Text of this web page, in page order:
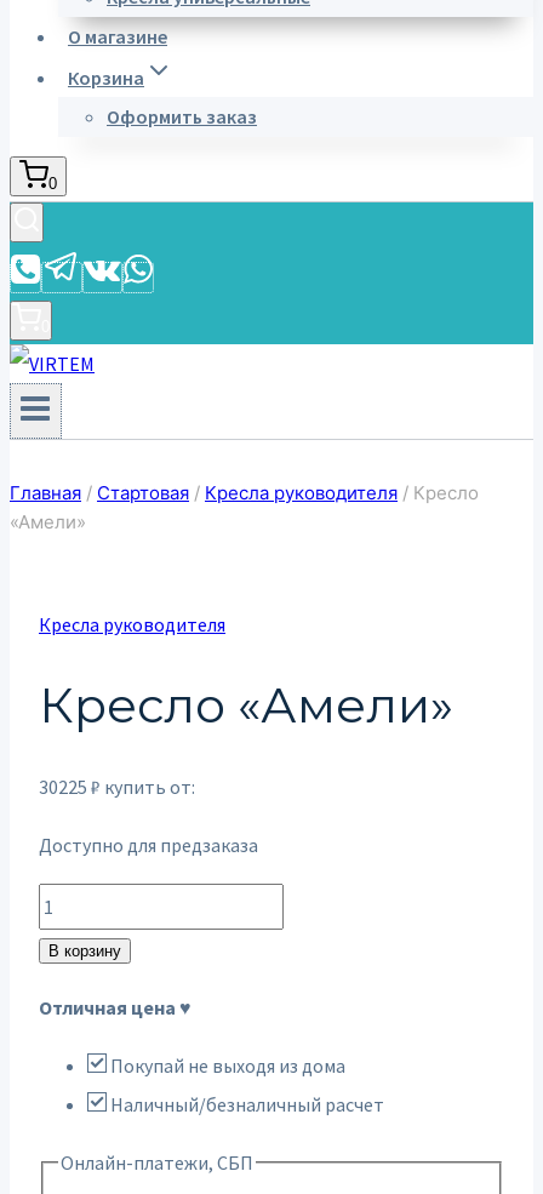
О магазине
Корзина
Оформить заказ
0
Главная / Стартовая / Кресла руководителя / Кресло
«Амели»
Кресла руководителя
Кресло «Амели»
30225 ₽ купить от:
Доступно для предзаказа
Количество
товара
"Амели"
В корзину
Отличная цена ♥
Покупай не выходя из дома
Наличный/безналичный расчет
Онлайн-платежи, СБП